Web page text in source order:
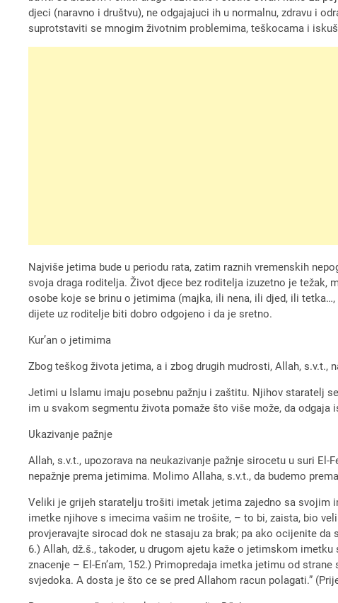
djeci (naravno i društvu), ne odgajajuci ih u normalnu, zdravu i
suprotstaviti se mnogim životnim problemima, teškocama i
Najviše jetima bude u periodu rata, zatim raznih vremenskih
svoja draga roditelja. Život djece bez roditelja izuzetno je težak,
osobe koje se brinu o jetimima (majka, ili nena, ili djed, ili
dijete uz roditelje biti dobro odgojeno i da je sretno.
Kur’an o jetimima
Zbog teškog života jetima, a i zbog drugih mudrosti, Allah,
Jetimi u Islamu imaju posebnu pažnju i zaštitu. Njihov staratelj
im u svakom segmentu života pomaže što više može, da
Ukazivanje pažnje
Allah, s.v.t., upozorava na neukazivanje pažnje sirocetu u suri El-
nepažnje prema jetimima. Molimo Allaha, s.v.t., da budemo
Veliki je grijeh staratelju trošiti imetak jetima zajedno sa svojim
imetke njihove s imecima vašim ne trošite, – to bi, zaista, bio
provjeravajte sirocad dok ne stasaju za brak; pa ako ocijenite
6.) Allah, dž.š., takoder, u drugom ajetu kaže o jetimskom
znacenje – El-En’am, 152.) Primopredaja imetka jetimu od
svjedoka. A dosta je što ce se pred Allahom racun polagati.”